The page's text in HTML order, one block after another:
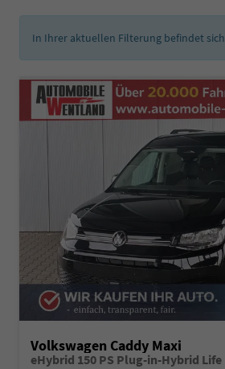
In Ihrer aktuellen Filterung befindet sich
Volkswagen Caddy Maxi